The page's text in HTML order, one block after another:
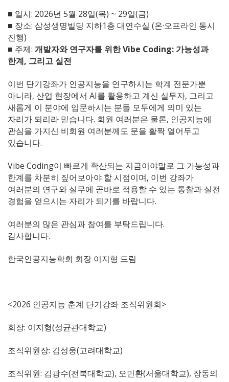
■ 일시: 2026년 5월 28일(목) ~ 29일(금)
■ 장소: 삼성생명빌딩 지하1층 대연수실 (온·오프라인 동시
진행)
■ 주제: 개발자와 연구자를 위한 Vibe Coding: 가능성과
한계, 그리고 실전
이번 단기강좌가 인공지능을 연구하시는 학계 전문가뿐
아니라, 산업 현장에서 AI를 활용하고 계신 실무자, 그리고
새롭게 이 분야에 입문하시는 분들 모두에게 의미 있는
자리가 되리라 믿습니다. 회원 여러분은 물론, 인공지능에
관심을 가지신 비회원 여러분께도 문을 활짝 열어두고
있습니다.
Vibe Coding이 빠르게 확산되는 지금이야말로 그 가능성과
한계를 차분히 짚어보아야 할 시점이며, 이번 강좌가
여러분의 연구와 실무에 곧바로 적용할 수 있는 통찰과 실전
경험을 얻으시는 자리가 되기를 바랍니다.
여러분의 많은 관심과 참여를 부탁드립니다.
감사합니다.
한국인공지능학회 회장 이지형 드림
<2026 인공지능 춘계 단기강좌 조직위원회>
회장: 이지형(성균관대학교)
조직위원장: 김성웅(고려대학교)
조직위원: 김광수(전북대학교), 오민환(서울대학교), 장동의